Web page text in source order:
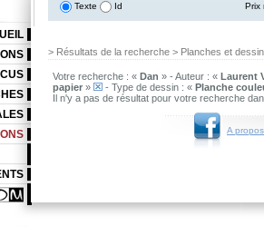
Texte Id Prix
> Résultats de la recherche > Planches et
Votre recherche : « Dan » - Auteur : « Laurent
papier » - Type de dessin : « Planche
Il n'y a pas de résultat pour votre recherche
A